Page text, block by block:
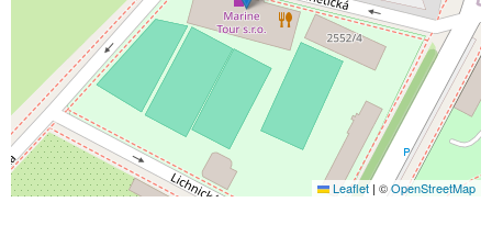
Leaflet | ©OpenStreetMap